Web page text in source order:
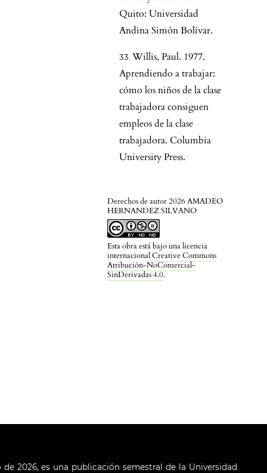
Derechos de autor 2026 AMADEO
HERNANDEZ SILVANO
Esta obra está bajo una licencia
internacionalCreative Commons
Atribución-NoComercial-
SinDerivadas 4.0.
Quito: Universidad
Andina Simón Bolívar.
Willis, Paul. 1977.
Aprendiendo a trabajar:
cómo los niños de la clase
trabajadora consiguen
empleos de la clase
trabajadora. Columbia
University Press.
de 2026, es una publicación semestral de la Universidad